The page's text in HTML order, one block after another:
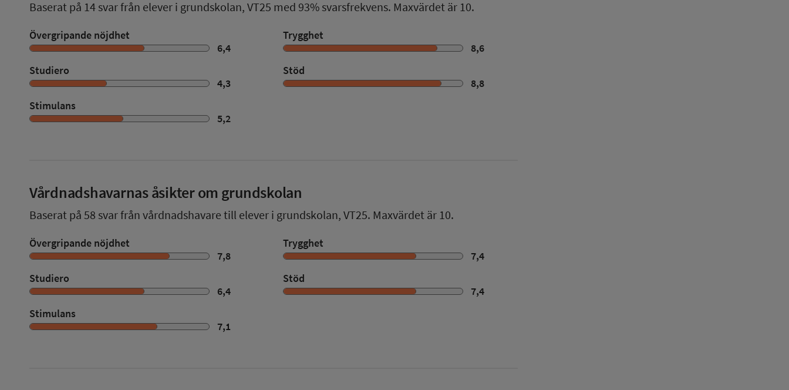
Baserat på 14 svar från elever i grundskolan, VT25 med 93% svarsfrekvens. Maxvärdet är 10.
Övergripande nöjdhet
6,4
Trygghet
8,6
Studiero
4,3
Stöd
8,8
Stimulans
5,2
Vårdnadshavarnas åsikter om grundskolan
Baserat på 58 svar från vårdnadshavare till elever i grundskolan, VT25. Maxvärdet är 10.
Övergripande nöjdhet
7,8
Trygghet
7,4
Studiero
6,4
Stöd
7,4
Stimulans
7,1